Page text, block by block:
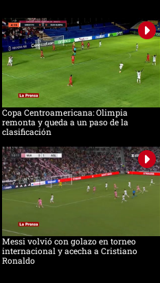
Copa Centroamericana: Olimpia
remonta y queda a un paso de la
clasificación
Messi volvió con golazo en torneo
internacional y acecha a Cristiano
Ronaldo